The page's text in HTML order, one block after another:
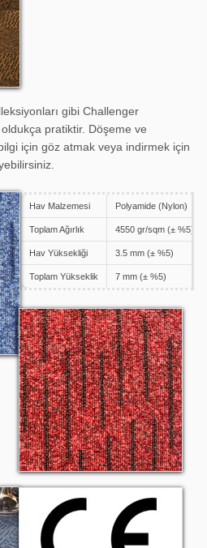
gibi Challenger
pratiktir. Döşeme ve
için göz atmak veya indirmek için
Hav Malzemesi Polyamide (Nylon)
Toplam Ağırlık 4550 gr/sqm (± %5)
Hav Yüksekliği 3.5 mm (± %5)
Toplam Yükseklik 7 mm (± %5)
Challenger 905
CE